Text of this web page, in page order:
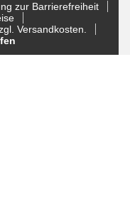
zur Barrierefreiheit
Versandkosten.